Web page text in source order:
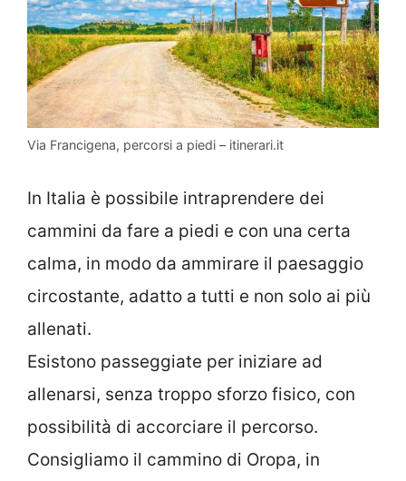
Via Francigena, percorsi a piedi – itinerari.it
In Italia è possibile intraprendere dei
cammini da fare a piedi e con una certa
calma, in modo da ammirare il paesaggio
circostante, adatto a tutti e non solo ai più
allenati.
Esistono passeggiate per iniziare ad
allenarsi, senza troppo sforzo fisico, con
possibilità di accorciare il percorso.
Consigliamo il cammino di Oropa, in